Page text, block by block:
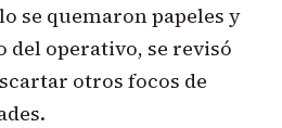
se quemaron papeles y
del operativo, se revisó
otros focos de